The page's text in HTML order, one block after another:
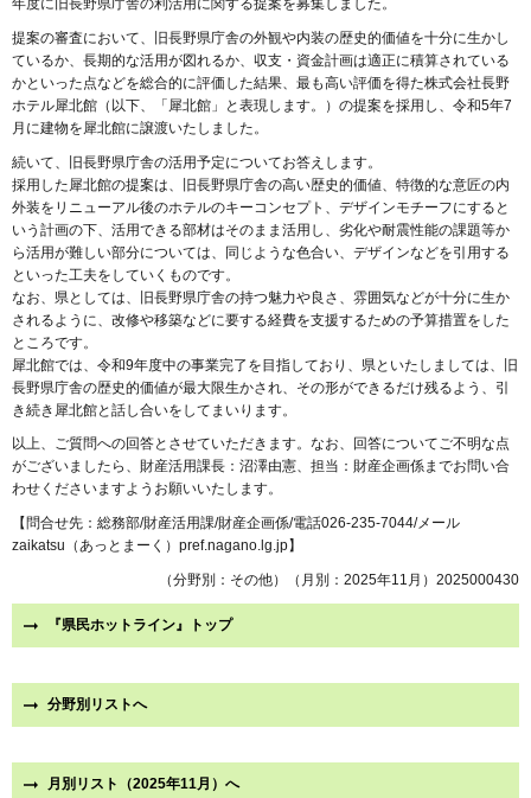
年度に旧長野県庁舎の利活用に関する提案を募集しました。
提案の審査において、旧長野県庁舎の外観や内装の歴史的価値を十分に生かし
ているか、長期的な活用が図れるか、収支・資金計画は適正に積算されている
かといった点などを総合的に評価した結果、最も高い評価を得た株式会社長野
ホテル犀北館（以下、「犀北館」と表現します。）の提案を採用し、令和5年7
月に建物を犀北館に譲渡いたしました。
続いて、旧長野県庁舎の活用予定についてお答えします。
採用した犀北館の提案は、旧長野県庁舎の高い歴史的価値、特徴的な意匠の内
外装をリニューアル後のホテルのキーコンセプト、デザインモチーフにすると
いう計画の下、活用できる部材はそのまま活用し、劣化や耐震性能の課題等か
ら活用が難しい部分については、同じような色合い、デザインなどを引用する
といった工夫をしていくものです。
なお、県としては、旧長野県庁舎の持つ魅力や良さ、雰囲気などが十分に生か
されるように、改修や移築などに要する経費を支援するための予算措置をした
ところです。
犀北館では、令和9年度中の事業完了を目指しており、県といたしましては、旧
長野県庁舎の歴史的価値が最大限生かされ、その形ができるだけ残るよう、引
き続き犀北館と話し合いをしてまいります。
以上、ご質問への回答とさせていただきます。なお、回答についてご不明な点
がございましたら、財産活用課長：沼澤由憲、担当：財産企画係までお問い合
わせくださいますようお願いいたします。
【問合せ先：総務部/財産活用課/財産企画係/電話026-235-7044/メール
zaikatsu（あっとまーく）pref.nagano.lg.jp】
（分野別：その他）（月別：2025年11月）2025000430
『県民ホットライン』トップ
分野別リストへ
月別リスト（2025年11月）へ